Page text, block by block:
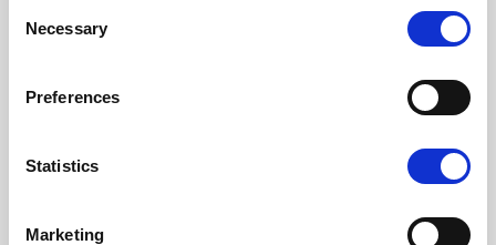
Selection
Necessary
Preferences
Statistics
Marketing